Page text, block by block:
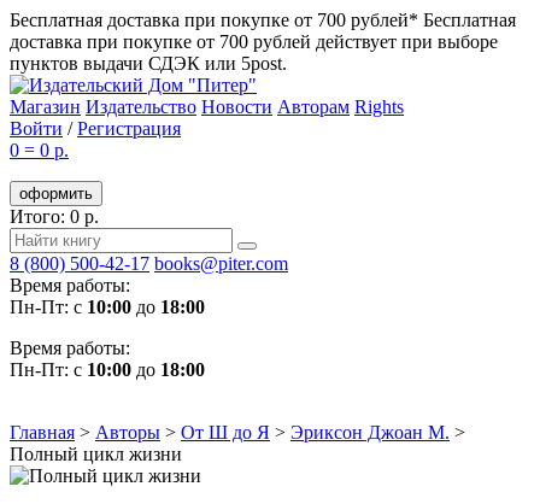
Бесплатная доставка при покупке от 700 рублей* Бесплатная
доставка при покупке от 700 рублей действует при выборе
пунктов выдачи СДЭК или 5post.
Магазин Издательство Новости Авторам Rights
Войти /Регистрация
0 = 0 р.
оформить
Итого: 0 р.
8 (800) 500-42-17 books@piter.com
Время работы:
Пн-Пт: с 10:00 до 18:00
Время работы:
Пн-Пт: с 10:00 до 18:00
Главная > Авторы > От Ш до Я > Эриксон Джоан М. >
Полный цикл жизни